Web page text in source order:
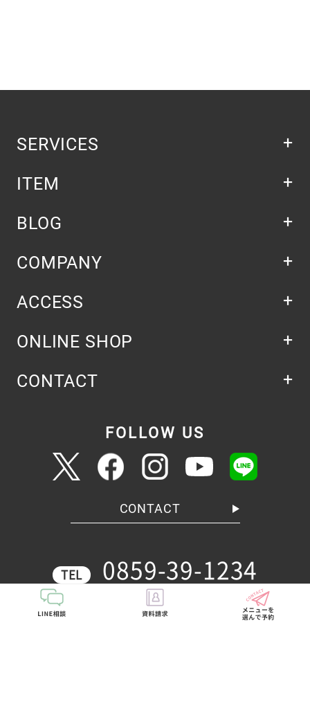
TEL 0859-39-1234
〒683-0805 鳥取県米子市西福原3-6-45
SERVICES
ITEM
BLOG
COMPANY
ACCESS
ONLINE SHOP
CONTACT
FOLLOW US
CONTACT